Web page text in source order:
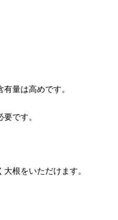
量は高めです。
です。
根をいただけます。